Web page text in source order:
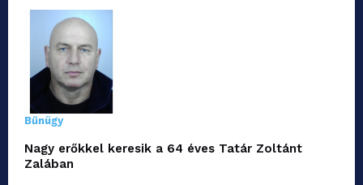
Bűnügy
Nagy erőkkel keresik a 64 éves Tatár Zoltánt
Zalában